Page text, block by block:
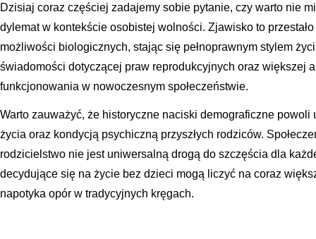
Dzisiaj coraz częściej zadajemy sobie pytanie, czy warto nie
dylemat w kontekście osobistej wolności. Zjawisko to
możliwości biologicznych, stając się pełnoprawnym stylem
świadomości dotyczącej praw reprodukcyjnych oraz większej
funkcjonowania w nowoczesnym społeczeństwie.
Warto zauważyć, że historyczne naciski demograficzne
życia oraz kondycją psychiczną przyszłych rodziców.
rodzicielstwo nie jest uniwersalną drogą do szczęścia dla
decydujące się na życie bez dzieci mogą liczyć na coraz
napotyka opór w tradycyjnych kręgach.